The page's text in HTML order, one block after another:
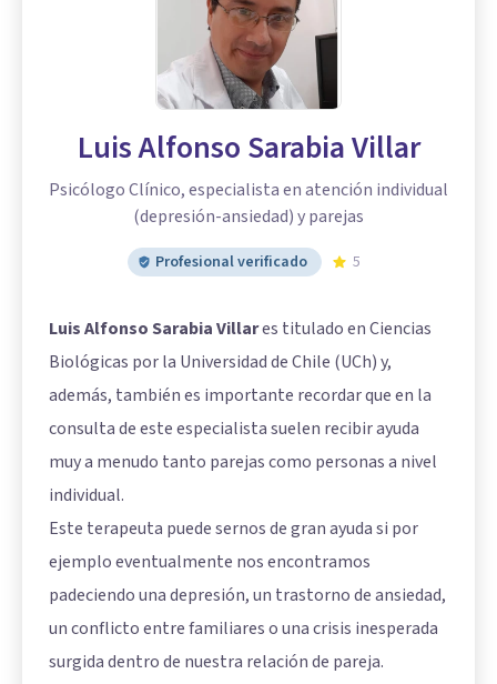
Luis Alfonso Sarabia Villar
Psicólogo Clínico, especialista en atención individual
(depresión-ansiedad) y parejas
Profesional verificado 5
Luis Alfonso Sarabia Villares titulado en Ciencias
Biológicas por la Universidad de Chile (UCh) y,
además, también es importante recordar que en la
consulta de este especialista suelen recibir ayuda
muy a menudo tanto parejas como personas a nivel
individual.
Este terapeuta puede sernos de gran ayuda si por
ejemplo eventualmente nos encontramos
padeciendo una depresión, un trastorno de ansiedad,
un conflicto entre familiares o una crisis inesperada
surgida dentro de nuestra relación de pareja.